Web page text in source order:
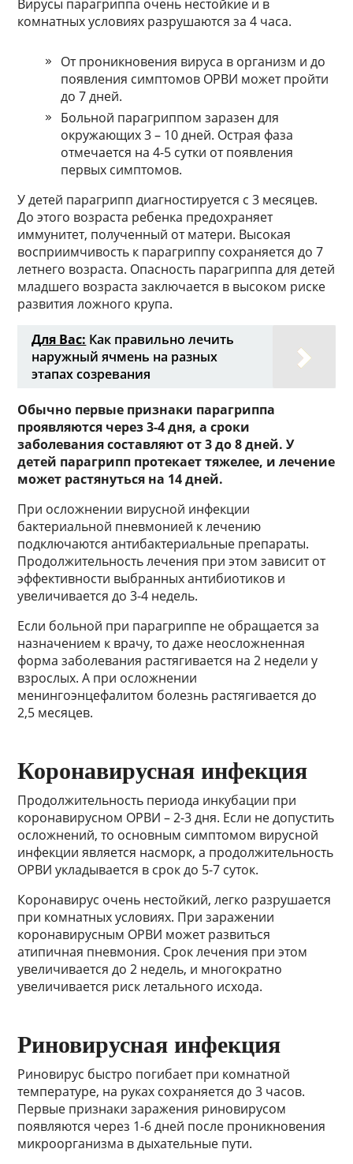
Вирусы парагриппа очень нестойкие и в
комнатных условиях разрушаются за 4 часа.
От проникновения вируса в организм и до
появления симптомов ОРВИ может пройти
до 7 дней.
Больной парагриппом заразен для
окружающих 3 – 10 дней. Острая фаза
отмечается на 4-5 сутки от появления
первых симптомов.
У детей парагрипп диагностируется с 3 месяцев.
До этого возраста ребенка предохраняет
иммунитет, полученный от матери. Высокая
восприимчивость к парагриппу сохраняется до 7
летнего возраста. Опасность парагриппа для детей
младшего возраста заключается в высоком риске
развития ложного крупа.
Для Вас: Как правильно лечить
наружный ячмень на разных
этапах созревания
Обычно первые признаки парагриппа
проявляются через 3-4 дня, а сроки
заболевания составляют от 3 до 8 дней. У
детей парагрипп протекает тяжелее, и лечение
может растянуться на 14 дней.
При осложнении вирусной инфекции
бактериальной пневмонией к лечению
подключаются антибактериальные препараты.
Продолжительность лечения при этом зависит от
эффективности выбранных антибиотиков и
увеличивается до 3-4 недель.
Если больной при парагриппе не обращается за
назначением к врачу, то даже неосложненная
форма заболевания растягивается на 2 недели у
взрослых. А при осложнении
менингоэнцефалитом болезнь растягивается до
2,5 месяцев.
Коронавирусная инфекция
Продолжительность периода инкубации при
коронавирусном ОРВИ – 2-3 дня. Если не допустить
осложнений, то основным симптомом вирусной
инфекции является насморк, а продолжительность
ОРВИ укладывается в срок до 5-7 суток.
Коронавирус очень нестойкий, легко разрушается
при комнатных условиях. При заражении
коронавирусным ОРВИ может развиться
атипичная пневмония. Срок лечения при этом
увеличивается до 2 недель, и многократно
увеличивается риск летального исхода.
Риновирусная инфекция
Риновирус быстро погибает при комнатной
температуре, на руках сохраняется до 3 часов.
Первые признаки заражения риновирусом
появляются через 1-6 дней после проникновения
микроорганизма в дыхательные пути.